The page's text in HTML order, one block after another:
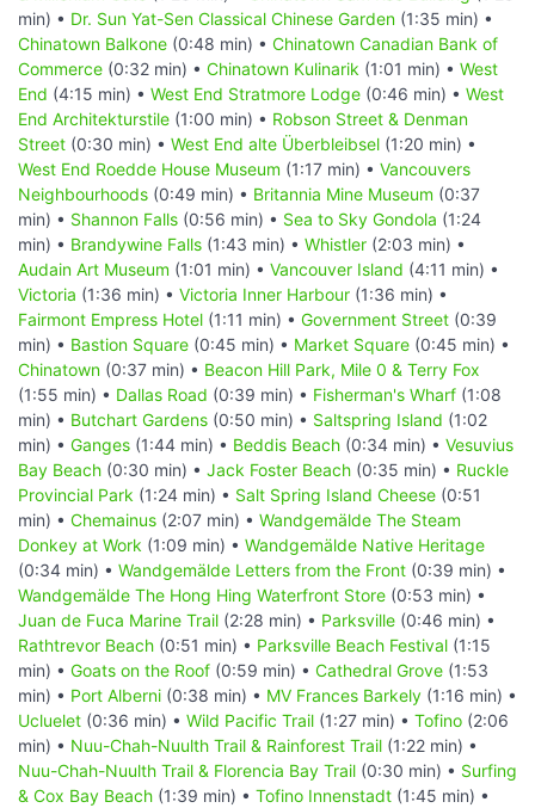
min) • Dr. Sun Yat-Sen Classical Chinese Garden (1:35 min) •
Chinatown Balkone (0:48 min) • Chinatown Canadian Bank of
Commerce (0:32 min) • Chinatown Kulinarik (1:01 min) • West
End (4:15 min) • West End Stratmore Lodge (0:46 min) • West
End Architekturstile (1:00 min) • Robson Street & Denman
Street (0:30 min) • West End alte Überbleibsel (1:20 min) •
West End Roedde House Museum (1:17 min) • Vancouvers
Neighbourhoods (0:49 min) • Britannia Mine Museum (0:37
min) • Shannon Falls (0:56 min) • Sea to Sky Gondola (1:24
min) • Brandywine Falls (1:43 min) • Whistler (2:03 min) •
Audain Art Museum (1:01 min) • Vancouver Island (4:11 min) •
Victoria (1:36 min) • Victoria Inner Harbour (1:36 min) •
Fairmont Empress Hotel (1:11 min) • Government Street (0:39
min) • Bastion Square (0:45 min) • Market Square (0:45 min) •
Chinatown (0:37 min) • Beacon Hill Park, Mile 0 & Terry Fox
(1:55 min) • Dallas Road (0:39 min) • Fisherman's Wharf (1:08
min) • Butchart Gardens (0:50 min) • Saltspring Island (1:02
min) • Ganges (1:44 min) • Beddis Beach (0:34 min) • Vesuvius
Bay Beach (0:30 min) • Jack Foster Beach (0:35 min) • Ruckle
Provincial Park (1:24 min) • Salt Spring Island Cheese (0:51
min) • Chemainus (2:07 min) • Wandgemälde The Steam
Donkey at Work (1:09 min) • Wandgemälde Native Heritage
(0:34 min) • Wandgemälde Letters from the Front (0:39 min) •
Wandgemälde The Hong Hing Waterfront Store (0:53 min) •
Juan de Fuca Marine Trail (2:28 min) • Parksville (0:46 min) •
Rathtrevor Beach (0:51 min) • Parksville Beach Festival (1:15
min) • Goats on the Roof (0:59 min) • Cathedral Grove (1:53
min) • Port Alberni (0:38 min) • MV Frances Barkely (1:16 min) •
Ucluelet (0:36 min) • Wild Pacific Trail (1:27 min) • Tofino (2:06
min) • Nuu-Chah-Nuulth Trail & Rainforest Trail (1:22 min) •
Nuu-Chah-Nuulth Trail & Florencia Bay Trail (0:30 min) • Surfing
& Cox Bay Beach (1:39 min) • Tofino Innenstadt (1:45 min) •